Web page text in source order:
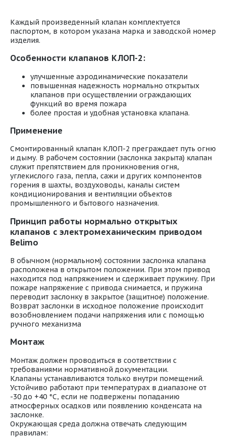
Каждый произведенный клапан комплектуется
паспортом, в котором указана марка и заводской номер
изделия.
Особенности клапанов КЛОП-2:
улучшенные аэродинамические показатели
повышенная надежность нормально открытых
клапанов при осуществлении ограждающих
функций во время пожара
более простая и удобная установка клапана.
Применение
Смонтированный клапан КЛОП-2 преграждает путь огню
и дыму. В рабочем состоянии (заслонка закрыта) клапан
служит препятствием для проникновения огня,
углекислого газа, пепла, сажи и других компонентов
горения в шахты, воздуховоды, каналы систем
кондиционирования и вентиляции объектов
промышленного и бытового назначения.
Принцип работы нормально открытых
клапанов с электромеханическим приводом
Belimo
В обычном (нормальном) состоянии заслонка клапана
расположена в открытом положении. При этом привод
находится под напряжением и сдерживает пружину. При
пожаре напряжение с привода снимается, и пружина
переводит заслонку в закрытое (защитное) положение.
Возврат заслонки в исходное положение происходит
возобновлением подачи напряжения или с помощью
ручного механизма
Монтаж
Монтаж должен проводиться в соответствии с
требованиями нормативной документации.
Клапаны устанавливаются только внутри помещений.
Устойчиво работают при температурах в диапазоне от
-30 до +40 °С, если не подвержены попаданию
атмосферных осадков или появлению конденсата на
заслонке.
Окружающая среда должна отвечать следующим
правилам: